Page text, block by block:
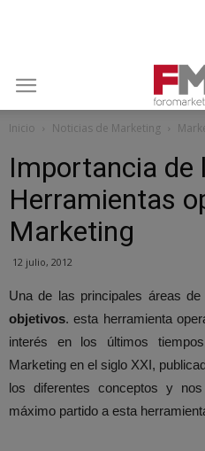
Inicio Noticias de Marketing
Importancia de
Herramientas
Marketing
12 julio, 2012
Una de las principales áreas
objetivos. esta herramienta
interés en los últimos
Marketing en el siglo XXI,
los diferentes conceptos y
máximo partido a esta